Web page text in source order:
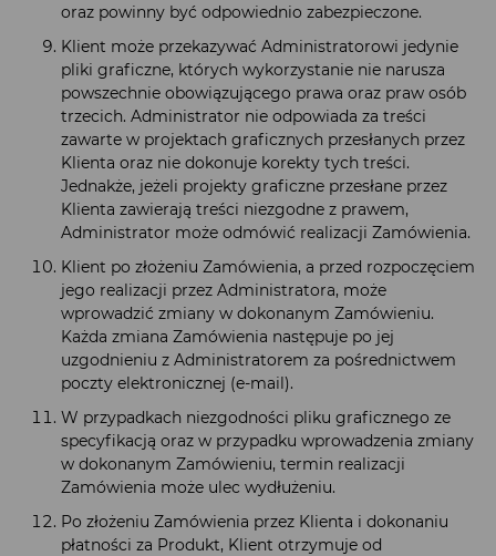
oraz powinny być odpowiednio zabezpieczone.
Klient może przekazywać Administratorowi jedynie
pliki graficzne, których wykorzystanie nie narusza
powszechnie obowiązującego prawa oraz praw osób
trzecich. Administrator nie odpowiada za treści
zawarte w projektach graficznych przesłanych przez
Klienta oraz nie dokonuje korekty tych treści.
Jednakże, jeżeli projekty graficzne przesłane przez
Klienta zawierają treści niezgodne z prawem,
Administrator może odmówić realizacji Zamówienia.
Klient po złożeniu Zamówienia, a przed rozpoczęciem
jego realizacji przez Administratora, może
wprowadzić zmiany w dokonanym Zamówieniu.
Każda zmiana Zamówienia następuje po jej
uzgodnieniu z Administratorem za pośrednictwem
poczty elektronicznej (e-mail).
W przypadkach niezgodności pliku graficznego ze
specyfikacją oraz w przypadku wprowadzenia zmiany
w dokonanym Zamówieniu, termin realizacji
Zamówienia może ulec wydłużeniu.
Po złożeniu Zamówienia przez Klienta i dokonaniu
płatności za Produkt, Klient otrzymuje od